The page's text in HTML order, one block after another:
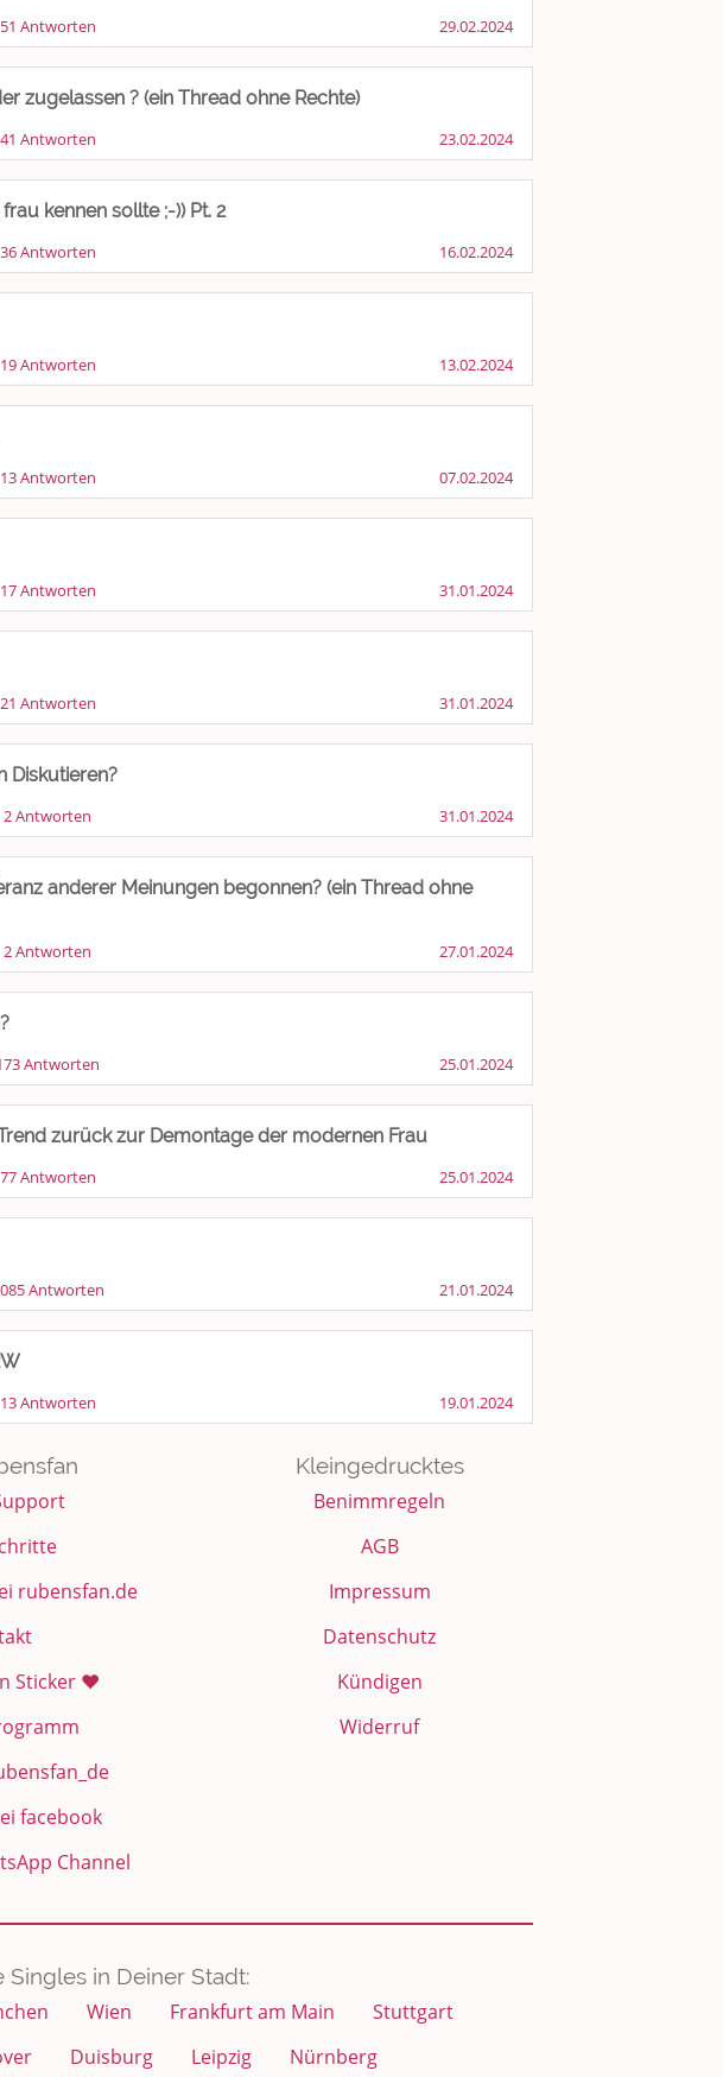
51 Antworten 29.02.2024
zugelassen ? (ein Thread ohne Rechte)
41 Antworten 23.02.2024
kennen sollte ;-)) Pt. 2
36 Antworten 16.02.2024
19 Antworten 13.02.2024
13 Antworten 07.02.2024
17 Antworten 31.01.2024
21 Antworten 31.01.2024
Diskutieren?
2 Antworten 31.01.2024
anderer Meinungen begonnen? (ein Thread ohne
2 Antworten 27.01.2024
Antworten 25.01.2024
zurück zur Demontage der modernen Frau
77 Antworten 25.01.2024
Antworten 21.01.2024
13 Antworten 19.01.2024
rubensfan.de
Sticker ❤️
facebook
Channel
Kleingedrucktes
Benimmregeln
AGB
Impressum
Datenschutz
Kündigen
Widerruf
in Deiner Stadt:
Wien Frankfurt am Main
Stuttgart
Duisburg Leipzig Nürnberg